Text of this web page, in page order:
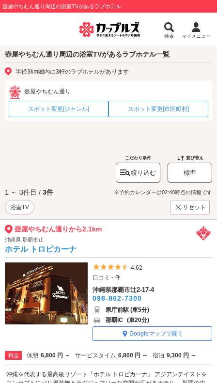
壺屋やちむん通り周辺の浴室TVがあるラブホテル
検索 マイメニュー
壺屋やちむん通り周辺の浴室TVがあるラブホテル一覧
半径3km圏内に3軒のラブホテルがあります
壺屋やちむん通り
スポット変更[ジャンル] スポット変更[市区町村]
こだわり条件
絞り込む
並び替え
標準
1 ～ 3件目 / 3件 ※予約カレンダーは02:40時点の情報です
浴室TV リセット
壺屋やちむん通りから2.1km
沖縄県 那覇市辻
ホテル トロピカーナ
5つ星のうち4.5
4.62
口コミ - 件
沖縄県那覇市辻2-17-4
098-862-7300
県庁前駅 (車5分)
那覇IC (車20分)
Googleマップで開く
料金 休憩 6,800 円 ～ サービスタイム 6,800 円 ～ 宿泊 9,300 円 ～
沖縄を代表する最高級リゾート『ホテル トロピカーナ』 アジアンテイストを